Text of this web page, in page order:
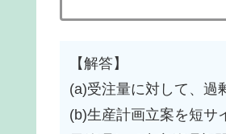
【解答】
(a)受注量に対して、過
(b)生産計画立案を短サ